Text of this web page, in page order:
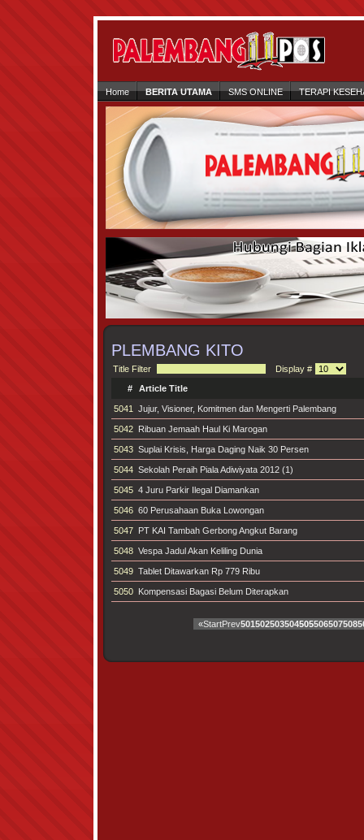
Home BERITA UTAMA SMS ONLINE TERAPI
PLEMBANG KITO
Title Filter
Display #
#
Article Title
5041 Jujur, Visioner, Komitmen dan Mengerti Palembang
5042 Ribuan Jemaah Haul Ki Marogan
5043 Suplai Krisis, Harga Daging Naik 30 Persen
5044 Sekolah Peraih Piala Adiwiyata 2012 (1)
5045 4 Juru Parkir Ilegal Diamankan
5046 60 Perusahaan Buka Lowongan
5047 PT KAI Tambah Gerbong Angkut Barang
5048 Vespa Jadul Akan Keliling Dunia
5049 Tablet Ditawarkan Rp 779 Ribu
5050 Kompensasi Bagasi Belum Diterapkan
«StartPrev501502503504505506507508